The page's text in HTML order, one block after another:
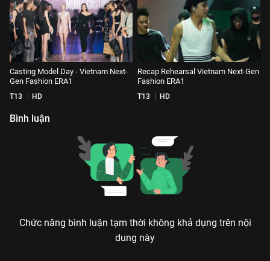
Casting Model Day - Vietnam Next-
Gen Fashion ERA1
T13 HD
Recap Rehearsal Vietnam Next-Gen
Fashion ERA1
T13 HD
Bình luận
Chức năng bình luận tạm thời không khả dụng trên nội
dung này